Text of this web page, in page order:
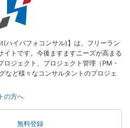
ハイパフォコンサル)】は、フリーラン
イトです。今後ますますニーズが高まる
ロジェクト、プロジェクト管理（PM・
など様々なコンサルタントのプロジェ
の方へ
無料登録